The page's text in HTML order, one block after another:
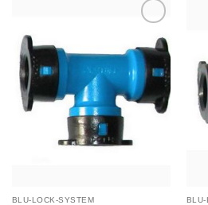
Wunschliste
hinzufügen
BLU-LOCK-SYSTEM BLU-